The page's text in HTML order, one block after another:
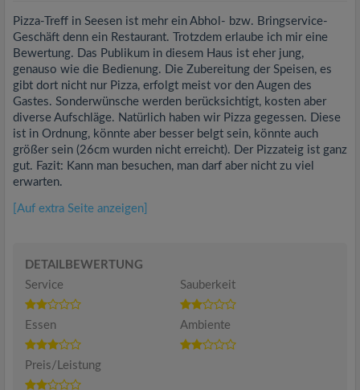
Pizza-Treff in Seesen ist mehr ein Abhol- bzw. Bringservice-
Geschäft denn ein Restaurant. Trotzdem erlaube ich mir eine
Bewertung. Das Publikum in diesem Haus ist eher jung,
genauso wie die Bedienung. Die Zubereitung der Speisen, es
gibt dort nicht nur Pizza, erfolgt meist vor den Augen des
Gastes. Sonderwünsche werden berücksichtigt, kosten aber
diverse Aufschläge. Natürlich haben wir Pizza gegessen. Diese
ist in Ordnung, könnte aber besser belgt sein, könnte auch
größer sein (26cm wurden nicht erreicht). Der Pizzateig ist ganz
gut. Fazit: Kann man besuchen, man darf aber nicht zu viel
erwarten.
[Auf extra Seite anzeigen]
DETAILBEWERTUNG
Service
Sauberkeit
Essen Ambiente
Preis/Leistung